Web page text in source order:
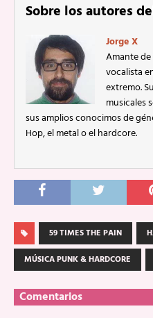
Sobre los autores
Jorge X
Amante
vocalista
extremo.
musicales
sus amplios conocimos de
Hop, el metal o el hardcore.
59 TIMES THE PAIN
MÚSICA PUNK & HARDCORE
Comentarios